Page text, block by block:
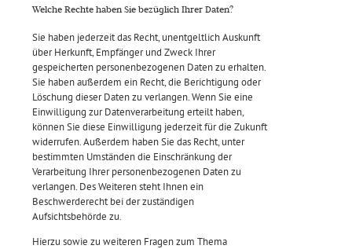
Welche Rechte haben Sie bezüglich Ihrer Daten?
Sie haben jederzeit das Recht, unentgeltlich Auskunft
über Herkunft, Empfänger und Zweck Ihrer
gespeicherten personenbezogenen Daten zu erhalten.
Sie haben außerdem ein Recht, die Berichtigung oder
Löschung dieser Daten zu verlangen. Wenn Sie eine
Einwilligung zur Datenverarbeitung erteilt haben,
können Sie diese Einwilligung jederzeit für die Zukunft
widerrufen. Außerdem haben Sie das Recht, unter
bestimmten Umständen die Einschränkung der
Verarbeitung Ihrer personenbezogenen Daten zu
verlangen. Des Weiteren steht Ihnen ein
Beschwerderecht bei der zuständigen
Aufsichtsbehörde zu.
Hierzu sowie zu weiteren Fragen zum Thema